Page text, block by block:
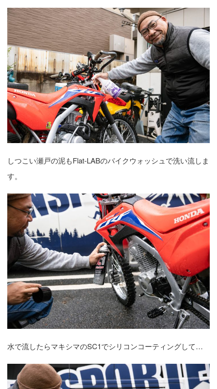
しつこい瀬戸の泥もFlat-LABのバイクウォッシュで洗い流しま
す。
水で流したらマキシマのSC1でシリコンコーティングして…